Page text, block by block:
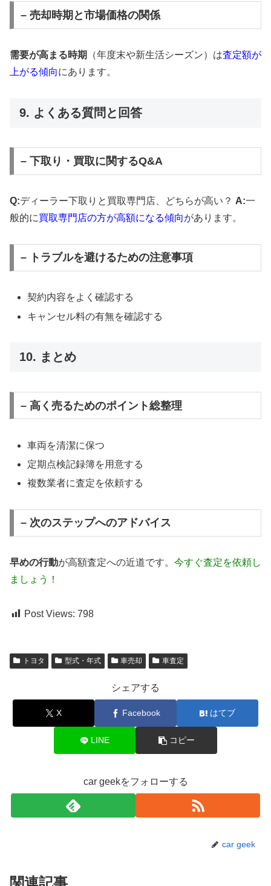
– 売却時期と市場価格の関係
需要が高まる時期 （年度末や新生活シーズン）は査定額が
上がる傾向にあります。
9. よくある質問と回答
– 下取り・買取に関するQ&A
Q:ディーラー下取りと買取専門店、どちらが高い？ A:一
般的に買取専門店の方が高額になる傾向があります。
– トラブルを避けるための注意事項
契約内容をよく確認する
キャンセル料の有無を確認する
10. まとめ
– 高く売るためのポイント総整理
車両を清潔に保つ
定期点検記録簿を用意する
複数業者に査定を依頼する
– 次のステップへのアドバイス
早めの行動が高額査定への近道です。 今すぐ査定を依頼し
ましょう！
Post Views: 798
トヨタ 型式・年式 車売却 車査定
シェアする
X Facebook はてブ
LINE コピー
car geekをフォローする
car geek
関連記事